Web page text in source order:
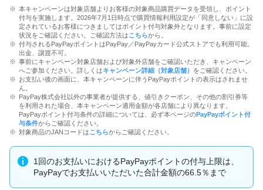
本キャンペーンは対象店舗よりお客様の対象商品購買データを受領し、ポイント
付与を実施します。2026年7月1日時点で購買情報利用設定が「同意しない」に設
定されているお客様につきましてはポイント付与対象外となります。事前に設定
状況をご確認ください。ご確認方法はこちらから。
付与されるPayPayポイントはPayPay／PayPayカード公式ストアでも利用可能。
出金、譲渡不可。
事前にキャンペーン対象店舗および対象外店舗をご確認いただき、キャンペーン
へご参加ください。詳しくはキャンペーン詳細（対象店舗） をご確認ください。
お支払い後の画面に、本キャンペーンに伴うPayPayポイントの表示はされませ
ん。
PayPay株式会社以外の事業者が提供する、値引きクーポン、その他の割引券等
を利用された場合、本キャンペーン適用金額が各店舗により異なります。
PayPayポイント付与条件の詳細については、必ず本ページのPayPayポイント付
与条件からご確認ください。
対象商品のJANコードはこちらからご確認ください。
1回のお支払いにおけるPayPayポイントの付与上限は、
PayPayでお支払いいただいた合計金額の66.5％まで